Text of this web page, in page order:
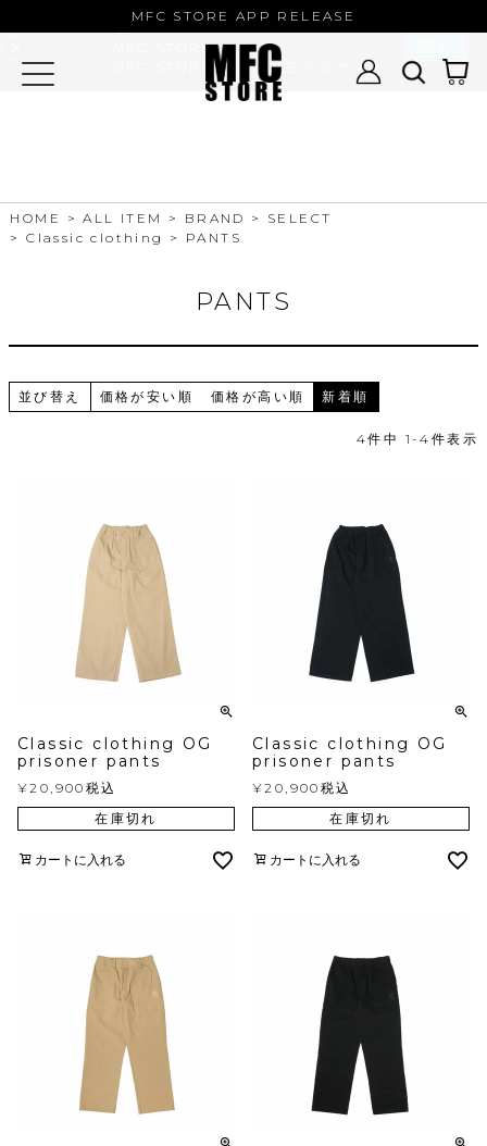
MFC STORE APP RELEASE
HOME ALL ITEM BRAND
SELECT
Classic clothing
PANTS
PANTS
並び替え 価格が安い順 価格が高い順 新着順
4件中 1 -4 件表示
Classic clothing OG
prisoner pants
¥20,900 税込
在庫切れ
カートに入れる
Classic clothing OG
prisoner pants
¥20,900 税込
在庫切れ
カートに入れる
MFC STORE
MFC STORE/EXAMPLE 公式アプリ -
Google Play